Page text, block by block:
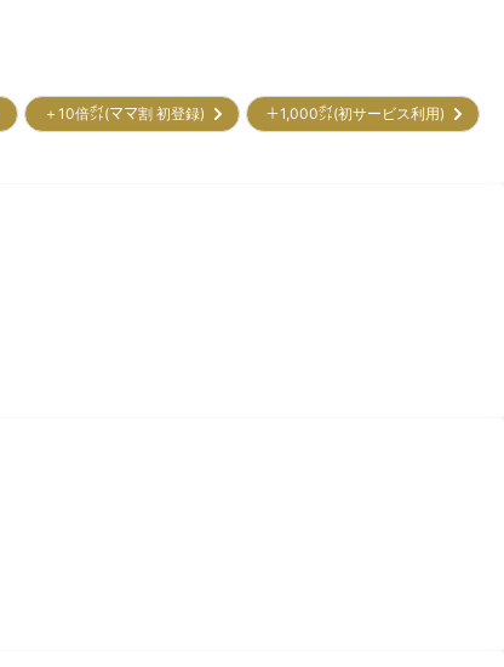
＋10倍㌽(ママ割 初登録)
＋1,000㌽(初サービス利用)